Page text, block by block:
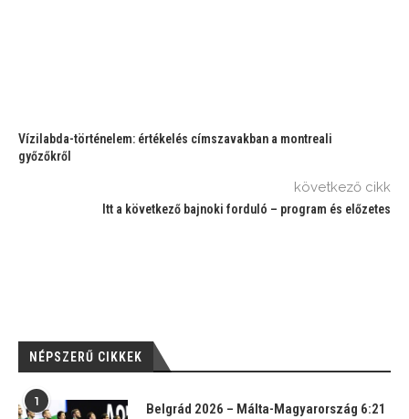
Vízilabda-történelem: értékelés címszavakban a montreali
győzőkről
következő cikk
Itt a következő bajnoki forduló – program és előzetes
NÉPSZERŰ CIKKEK
1
Belgrád 2026 – Málta-Magyarország 6:21